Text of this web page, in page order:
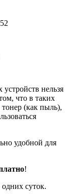
нельзя
что в таких
(как пыль),
удобной для
!
суток.